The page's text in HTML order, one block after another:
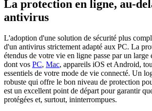
La protection en ligne, au-
antivirus
L'adoption d'une solution de sécurité plus
d'un antivirus strictement adapté aux PC. La
étendus de votre vie en ligne passe par un large
dont vos PC, Mac, appareils iOS et Android,
essentiels de votre mode de vie connecté. Un
robuste qui offre le bon niveau de protection
est un excellent point de départ pour garantir
protégées et, surtout, ininterrompues.